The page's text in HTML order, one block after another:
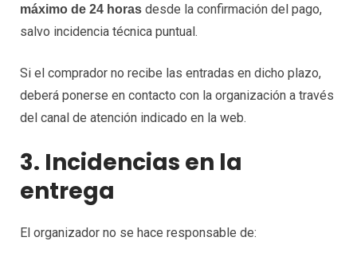
máximo de 24 horas desde la confirmación del pago,
salvo incidencia técnica puntual.
Si el comprador no recibe las entradas en dicho plazo,
deberá ponerse en contacto con la organización a través
del canal de atención indicado en la web.
3. Incidencias en la
entrega
El organizador no se hace responsable de: